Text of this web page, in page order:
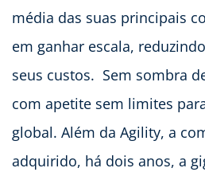
média das suas principais
em ganhar escala,
seus custos. Sem sombra
com apetite sem limites
global. Além da Agility, a
adquirido, há dois anos, a